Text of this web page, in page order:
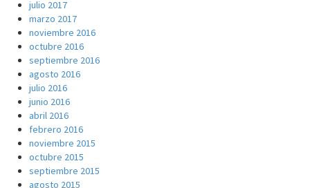
julio 2017
marzo 2017
noviembre 2016
octubre 2016
septiembre 2016
agosto 2016
julio 2016
junio 2016
abril 2016
febrero 2016
noviembre 2015
octubre 2015
septiembre 2015
agosto 2015